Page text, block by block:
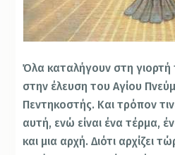
Όλα καταλήγουν στη γιορτή
στην έλευση του Αγίου
Πεντηκοστής. Και τρόπον
αυτή, ενώ είναι ένα τέρμα,
και μια αρχή. Διότι αρχίζει